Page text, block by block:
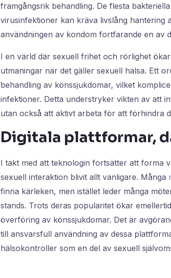
framgångsrik behandling. De flesta
virusinfektioner kan kräva livslång
användningen av kondom fortfarande en av
I en värld där sexuell frihet och rörlighet
utmaningar när det gäller sexuell hälsa. Ett
behandling av könssjukdomar, vilket
infektioner. Detta understryker vikten av att
utan också att aktivt arbeta för att förhindra
Digitala plattformar,
I takt med att teknologin fortsätter att forma
sexuell interaktion blivit allt vanligare. Många
finna kärleken, men istället leder många
stands. Trots deras popularitet ökar
överföring av könssjukdomar. Det är
till ansvarsfull användning av dessa
hälsokontroller som en del av sexuell